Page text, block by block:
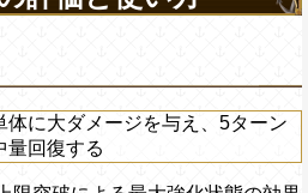
に大ダメージを与え、5ターン
量回復する